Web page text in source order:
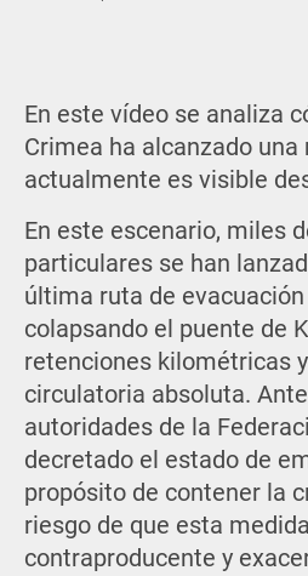
En este vídeo se analiza
Crimea ha alcanzado
actualmente es visible
En este escenario, miles
particulares se han
última ruta de
colapsando el puente de
retenciones kilométricas
circulatoria absoluta.
autoridades de la
decretado el estado de
propósito de contener la
riesgo de que esta
contraproducente y